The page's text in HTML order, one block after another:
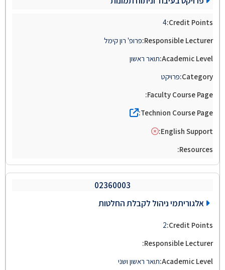
4
פרופ' רון קימל
תואר ראשון
פרויקט
02360003
אלגוריתמי ניהול לקבלת החלטות
2
תואר ראשון ושני